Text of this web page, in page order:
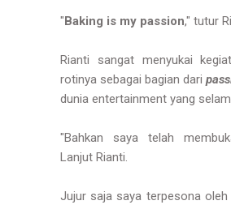
"Baking is my passion," tutur
Rianti sangat menyukai
rotinya sebagai bagian dari
dunia entertainment yang
"Bahkan saya telah
Lanjut Rianti.
Jujur saja saya terpesona oleh